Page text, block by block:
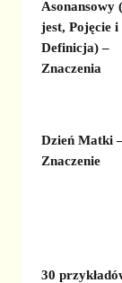
Asonansowy
jest, Pojęcie i
Definicja) –
Znaczenia
Dzień Matki
Znaczenie
30